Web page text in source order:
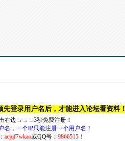
先登录用户名后，才能进入论坛看资料！
右边→→→3秒免费注册！
名，一个IP只能注册一个用户名！
acjqf7wkao或QQ号： 9866515！